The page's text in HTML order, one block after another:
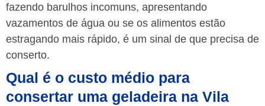
fazendo barulhos incomuns, apresentando
vazamentos de água ou se os alimentos estão
estragando mais rápido, é um sinal de que precisa de
conserto.
Qual é o custo médio para
consertar uma geladeira na Vila